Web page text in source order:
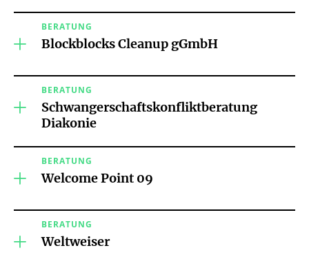
BERATUNG
Blockblocks Cleanup gGmbH
BERATUNG
Schwangerschaftskonfliktberatung
Diakonie
BERATUNG
Welcome Point 09
BERATUNG
Weltweiser